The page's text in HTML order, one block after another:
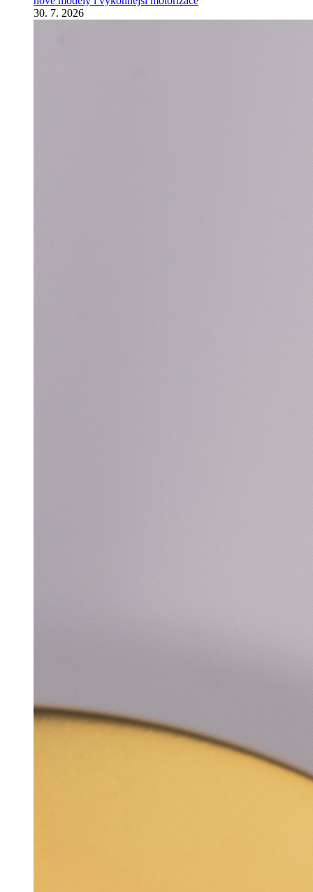
30. 7. 2026